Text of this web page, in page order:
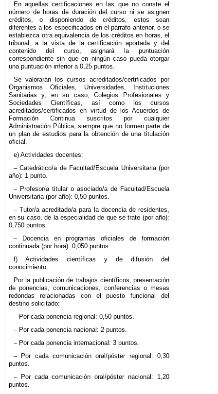
En aquellas certificaciones en las que no conste el
número de horas de duración del curso ni se asignen
créditos, o disponiendo de créditos, estos sean
diferentes a los especificados en el párrafo anterior, o se
establezca otra equivalencia de los créditos en horas, el
tribunal, a la vista de la certificación aportada y del
contenido del curso, asignará la puntuación
correspondiente sin que en ningún caso pueda otorgar
una puntuación inferior a 0,25 puntos.
Se valorarán los cursos acreditados/certificados por
Organismos Oficiales, Universidades, Instituciones
Sanitarias y, en su caso, Colegios Profesionales y
Sociedades Científicas, así como los cursos
acreditados/certificados en virtud de los Acuerdos de
Formación Continua suscritos por cualquier
Administración Pública, siempre que no formen parte de
un plan de estudios para la obtención de una titulación
oficial.
e) Actividades docentes:
– Catedrático/a de Facultad/Escuela Universitaria (por
año): 1 punto.
– Profesor/a titular o asociado/a de Facultad/Escuela
Universitaria (por año): 0,50 puntos.
– Tutor/a acreditado/a para la docencia de residentes,
en su caso, de la especialidad de que se trate (por año):
0,750 puntos.
– Docencia en programas oficiales de formación
continuada (por hora): 0,050 puntos.
f) Actividades científicas y de difusión del
conocimiento:
Por la publicación de trabajos científicos, presentación
de ponencias, comunicaciones, conferencias o mesas
redondas relacionadas con el puesto funcional del
destino solicitado:
– Por cada ponencia regional: 0,50 puntos.
– Por cada ponencia nacional: 2 puntos.
– Por cada ponencia internacional: 3 puntos.
– Por cada comunicación oral/póster regional: 0,30
puntos.
– Por cada comunicación oral/póster nacional: 1,20
puntos.